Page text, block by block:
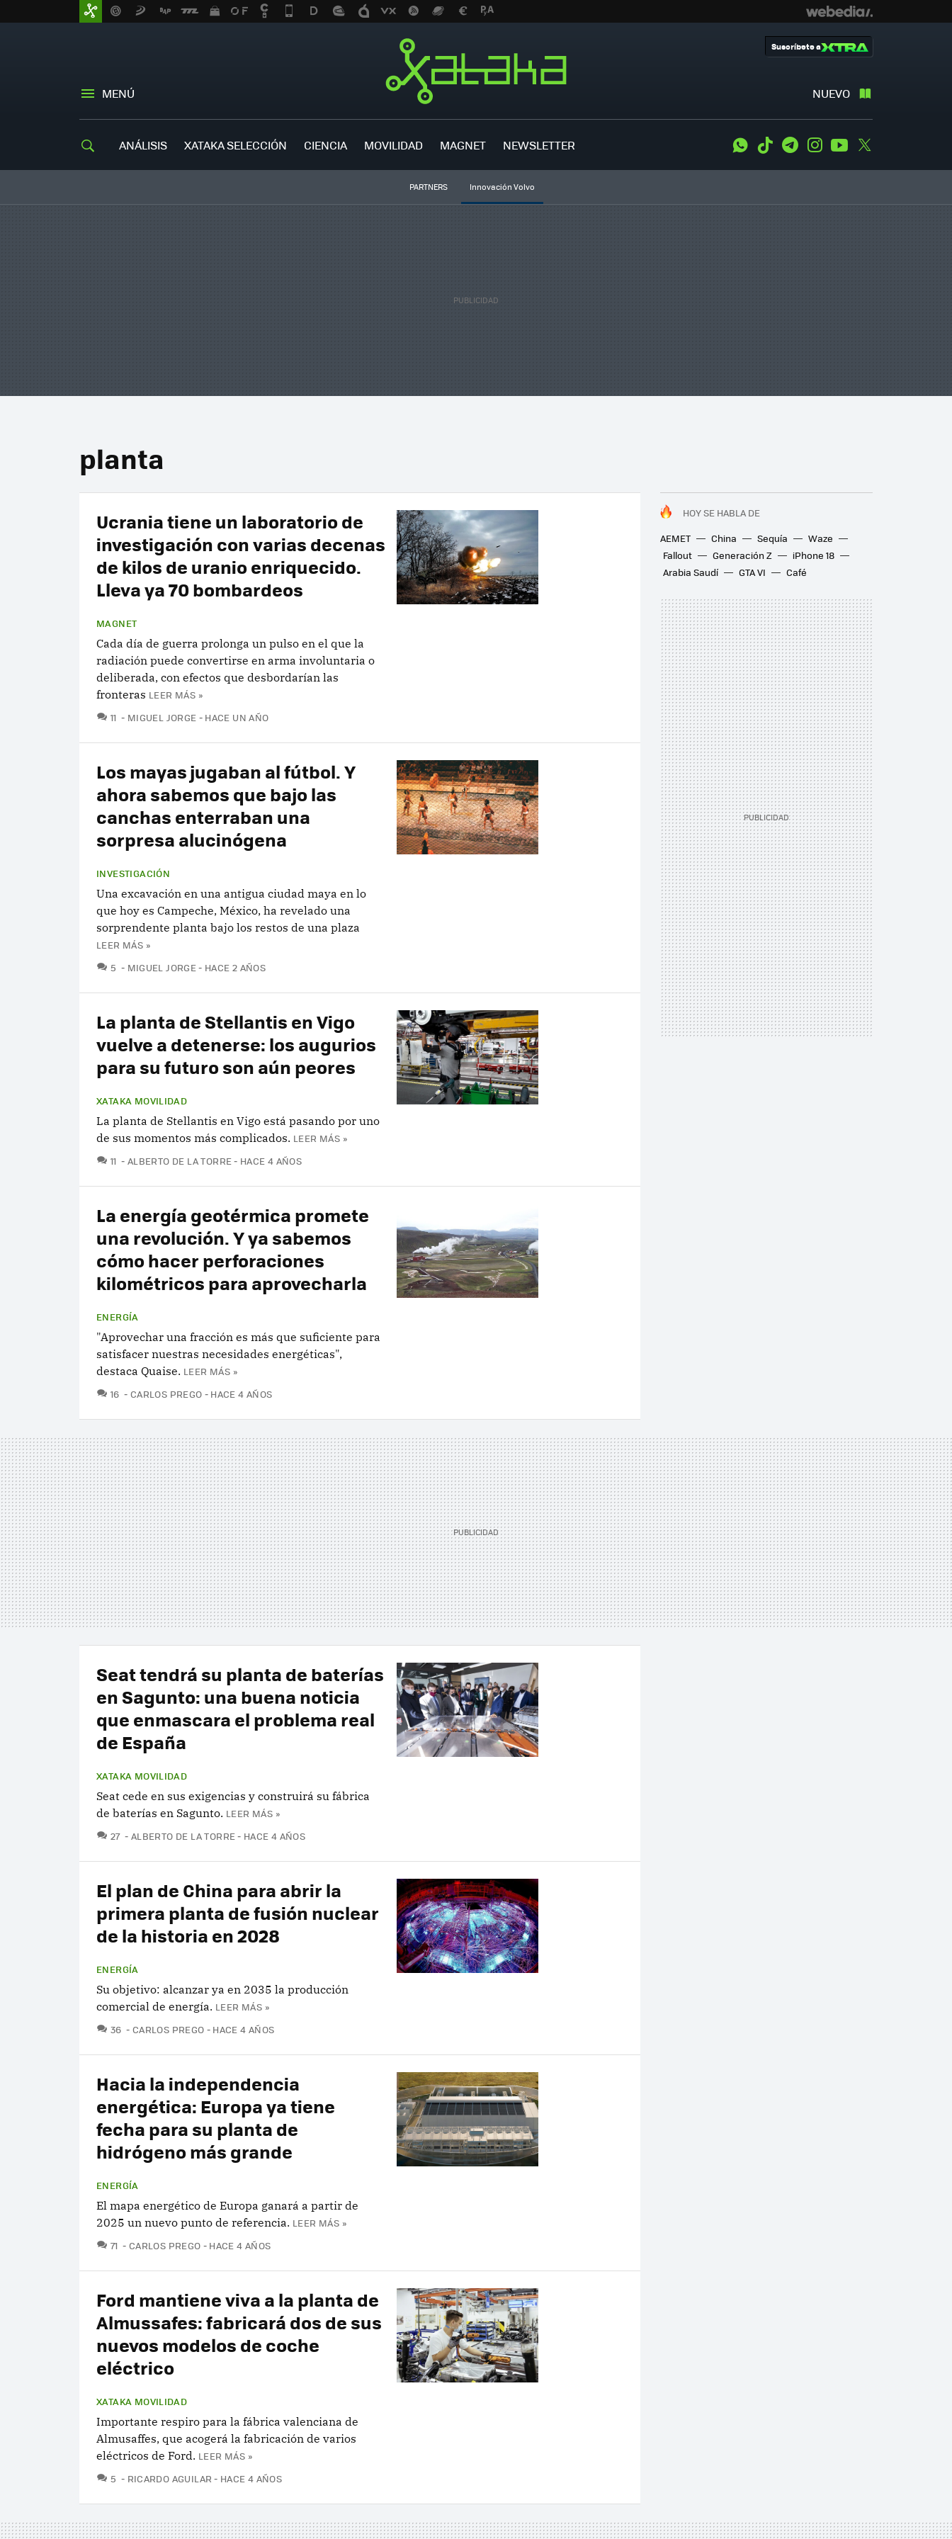
MENÚ NUEVO
Suscríbete a
ANÁLISIS XATAKA SELECCIÓN CIENCIA MOVILIDAD MAGNET NEWSLETTER WhatsApp
Tiktok TelegramInstagramYoutube
PARTNERS Innovación Volvo
planta
HOY SE HABLA DE
AEMET
China Sequía
Waze
Fallout
Generación Z
iPhone 18
Arabia Saudí
GTA VI Café
Ucrania tiene un laboratorio de
investigación con varias decenas
de kilos de uranio enriquecido.
Lleva ya 70 bombardeos
MAGNET
Cada día de guerra prolonga un pulso en el que la
radiación puede convertirse en arma involuntaria o
deliberada, con efectos que desbordarían las
fronteras LEER MÁS »
11 COMENTARIOS
MIGUEL JORGE HACE UN AÑO
Los mayas jugaban al fútbol. Y
ahora sabemos que bajo las
canchas enterraban una
sorpresa alucinógena
INVESTIGACIÓN
Una excavación en una antigua ciudad maya en lo
que hoy es Campeche, México, ha revelado una
sorprendente planta bajo los restos de una plaza
LEER MÁS »
5 COMENTARIOS
MIGUEL JORGE HACE 2 AÑOS
La planta de Stellantis en Vigo
vuelve a detenerse: los augurios
para su futuro son aún peores
XATAKA MOVILIDAD
La planta de Stellantis en Vigo está pasando por uno
de sus momentos más complicados. LEER MÁS »
11 COMENTARIOS
ALBERTO DE LA TORRE HACE 4 AÑOS
La energía geotérmica promete
una revolución. Y ya sabemos
cómo hacer perforaciones
kilométricos para aprovecharla
ENERGÍA
"Aprovechar una fracción es más que suficiente para
satisfacer nuestras necesidades energéticas",
destaca Quaise. LEER MÁS »
16 COMENTARIOS
CARLOS PREGO HACE 4 AÑOS
Seat tendrá su planta de baterías
en Sagunto: una buena noticia
que enmascara el problema real
de España
XATAKA MOVILIDAD
Seat cede en sus exigencias y construirá su fábrica
de baterías en Sagunto. LEER MÁS »
27 COMENTARIOS
ALBERTO DE LA TORRE HACE 4 AÑOS
El plan de China para abrir la
primera planta de fusión nuclear
de la historia en 2028
ENERGÍA
Su objetivo: alcanzar ya en 2035 la producción
comercial de energía. LEER MÁS »
36 COMENTARIOS
CARLOS PREGO HACE 4 AÑOS
Hacia la independencia
energética: Europa ya tiene
fecha para su planta de
hidrógeno más grande
ENERGÍA
El mapa energético de Europa ganará a partir de
2025 un nuevo punto de referencia. LEER MÁS »
71 COMENTARIOS
CARLOS PREGO HACE 4 AÑOS
Ford mantiene viva a la planta de
Almussafes: fabricará dos de sus
nuevos modelos de coche
eléctrico
XATAKA MOVILIDAD
Importante respiro para la fábrica valenciana de
Almusaffes, que acogerá la fabricación de varios
eléctricos de Ford. LEER MÁS »
5 COMENTARIOS
RICARDO AGUILAR HACE 4 AÑOS